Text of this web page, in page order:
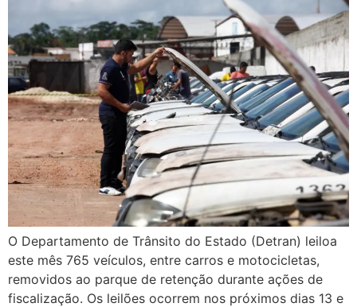
O Departamento de Trânsito do Estado (Detran) leiloa
este mês 765 veículos, entre carros e motocicletas,
removidos ao parque de retenção durante ações de
fiscalização. Os leilões ocorrem nos próximos dias 13 e